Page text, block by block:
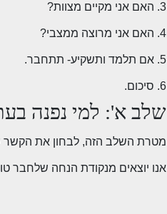
3. האם אני מקיים מצוות?
4. האם אני מרוצה ממצבי?
5. אם תלמד ותשקיע- תתחבר.
6. סיכום.
שלב א': למי נפנה
מטרת השלב הזה, לבחון את הקשר
אנו יוצאים מנקודת הנחה שלחבר